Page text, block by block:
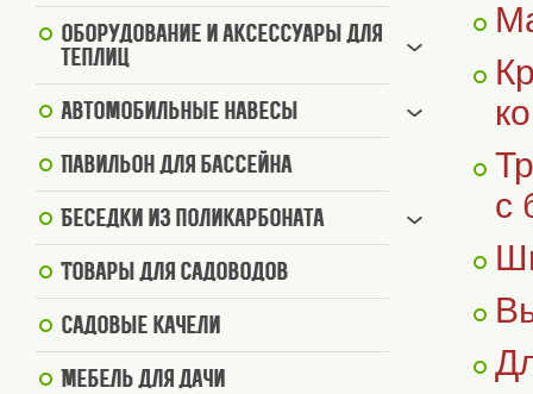
Оборудование и аксессуары для
теплиц
Автомобильные навесы
Павильон для бассейна
Беседки из поликарбоната
Товары для садоводов
Садовые качели
Мебель для дачи
с